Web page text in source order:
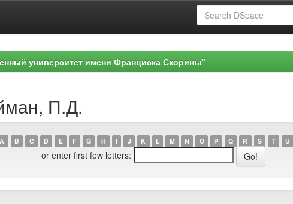
университет имени Франциска Скорины"
П.Д.
A B C D E F G H I J K L M N O P Q R S T U
or enter first few letters: